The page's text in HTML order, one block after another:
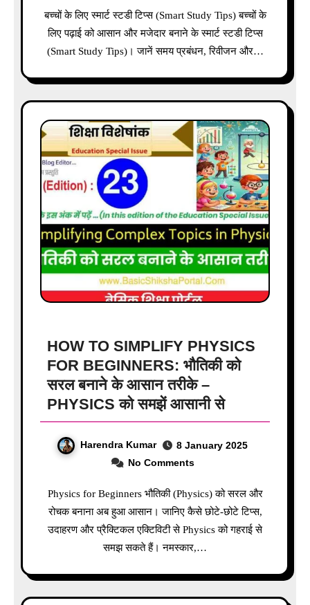
बच्चों के लिए स्मार्ट स्टडी टिप्स (Smart Study Tips) बच्चों के
लिए पढ़ाई को आसान और मजेदार बनाने के स्मार्ट स्टडी टिप्स
(Smart Study Tips)। जानें समय प्रबंधन, रिवीजन और…
HOW TO SIMPLIFY PHYSICS
FOR BEGINNERS: भौतिकी को
सरल बनाने के आसान तरीके –
PHYSICS को समझें आसानी से
Harendra Kumar
8 January 2025
No Comments
Physics for Beginners भौतिकी (Physics) को सरल और
रोचक बनाना अब हुआ आसान। जानिए कैसे छोटे-छोटे टिप्स,
उदाहरण और प्रैक्टिकल एक्टिविटी से Physics को गहराई से
समझ सकते हैं। नमस्कार,…